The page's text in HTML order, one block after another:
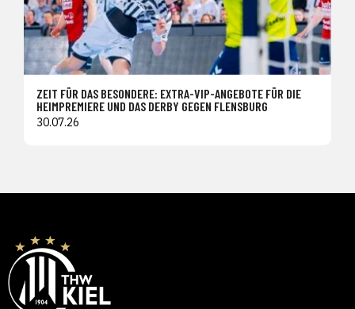
ZEIT FÜR DAS BESONDERE: EXTRA-VIP-ANGEBOTE FÜR DIE
HEIMPREMIERE UND DAS DERBY GEGEN FLENSBURG
30.07.26